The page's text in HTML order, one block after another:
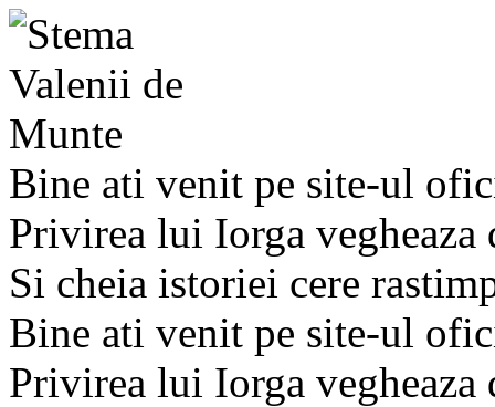
Bine ati venit pe site-ul
Privirea lui Iorga
Si cheia istoriei cere
Bine ati venit pe site-ul
Privirea lui Iorga